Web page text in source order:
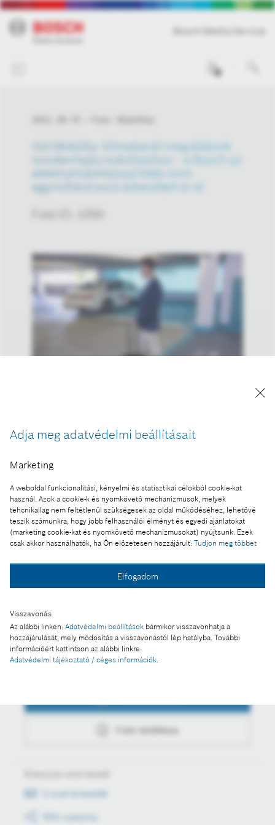
Adja meg adatvédelmi beállításait
Marketing
A weboldal funkcionalitási, kényelmi és statisztikai célokból cookie-kat
használ. Azok a cookie-k és nyomkövető mechanizmusok, melyek
tehcnikailag nem feltétlenül szükségesek az oldal működéséhez, lehetővé
teszik számunkra, hogy jobb felhasználói élményt és egyedi ajánlatokat
(marketing cookie-kat és nyomkövető mechanizmusokat) nyújtsunk. Ezek
csak akkor használhatók, ha Ön előzetesen hozzájárult: Tudjon meg többet
Elfogadom
Visszavonás
Az alábbi linken: Adatvédelmi beállítások bármikor visszavonhatja a
hozzájárulását, mely módosítás a visszavonástól lép hatályba. További
információért kattintson az alábbi linkre:
Adatvédelmi tájékoztató / céges információk
IAA Mobility: klímabarát megoldások
mindenfajta mobilitáshoz – a Bosch az
elektromobilitással több mint
egymilliárd euró árbevételt ér el
számára díjmentesen felhasználható.
Ennek a sajtóközleménynek a része:
mobilitáshoz – a Bosch az elektromobilitással több
mint egymilliárd euró árbevételt ér el
Fotó a kosárba
Műveletek
Fotó letöltése
E-mail értesítők
RSS csatorna